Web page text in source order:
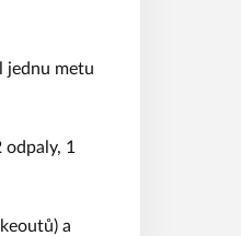
jednu metu
1
a